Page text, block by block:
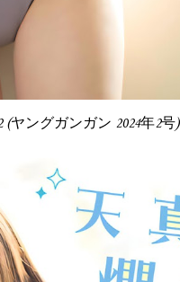
(ヤングガンガン 2024年2号)